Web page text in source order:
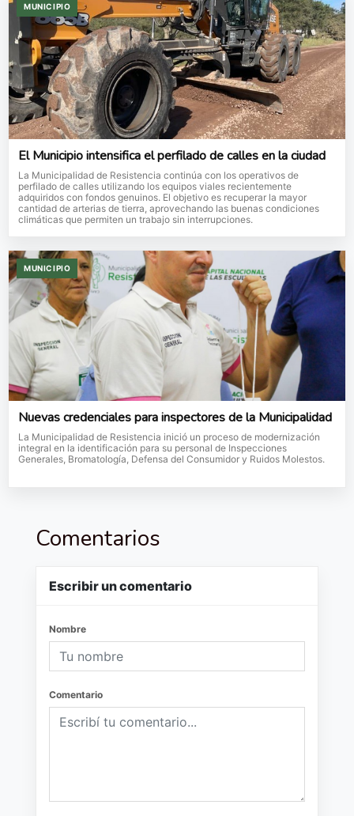
MUNICIPIO
El Municipio intensifica el perfilado de calles en la ciudad
La Municipalidad de Resistencia continúa con los operativos de
perfilado de calles utilizando los equipos viales recientemente
adquiridos con fondos genuinos. El objetivo es recuperar la mayor
cantidad de arterias de tierra, aprovechando las buenas condiciones
climáticas que permiten un trabajo sin interrupciones.
MUNICIPIO
Nuevas credenciales para inspectores de la Municipalidad
La Municipalidad de Resistencia inició un proceso de modernización
integral en la identificación para su personal de Inspecciones
Generales, Bromatología, Defensa del Consumidor y Ruidos Molestos.
Comentarios
Escribir un comentario
Nombre
Comentario